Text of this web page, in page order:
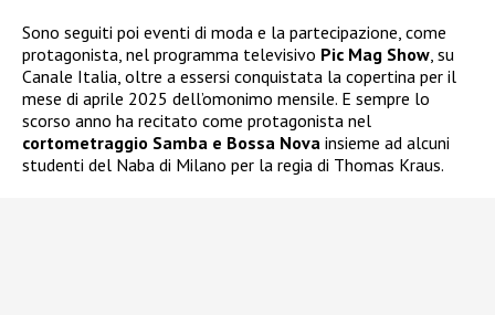
Sono seguiti poi eventi di moda e la partecipazione, come
protagonista, nel programma televisivo Pic Mag Show , su
Canale Italia, oltre a essersi conquistata la copertina per il
mese di aprile 2025 dell’omonimo mensile. E sempre lo
scorso anno ha recitato come protagonista nel
cortometraggio Samba e Bossa Nova insieme ad alcuni
studenti del Naba di Milano per la regia di Thomas Kraus.